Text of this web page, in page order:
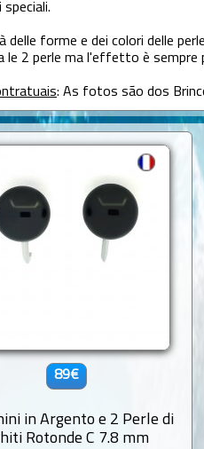
speciali.
delle forme e dei colori delle
le 2 perle ma l'effetto è
: As fotos são dos
89€
in Argento e 2 Perle di
Rotonde C 7.8 mm